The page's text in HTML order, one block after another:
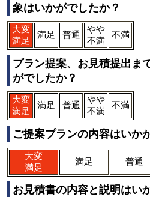
象はいかがでしたか？
大変
満足
満足 普通
やや
不満
不満
プラン提案、お見積提出ま
がでしたか？
大変
満足
満足 普通
やや
不満
不満
ご提案プランの内容はいか
大変
満足
満足 普通
お見積書の内容と説明はい